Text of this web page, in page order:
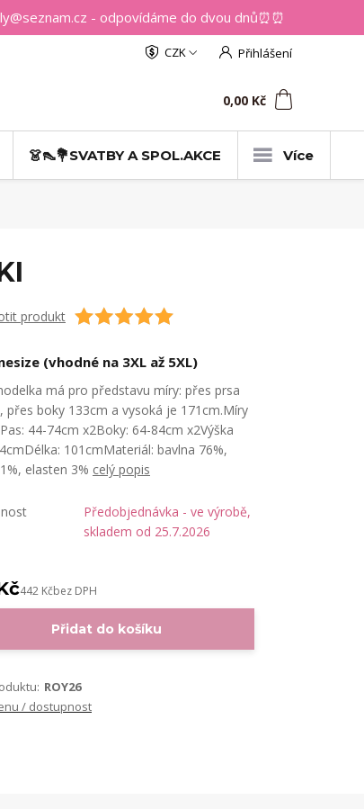
- odpovídáme do dvou dnů⏰⏰
CZK
Přihlášení
0,00 Kč
👗👠💐SVATBY A SPOL.AKCE Více
produkt
(vhodné na 3XL až 5XL)
má pro představu míry: přes prsa
přes boky 133cm a vysoká je 171cm.Míry
44-74cm x2Boky: 64-84cm x2Výška
101cmMateriál: bavlna 76%,
elasten 3% celý popis
Předobjednávka - ve výrobě,
skladem od 25.7.2026
442 Kčbez DPH
Přidat do košíku
ROY26
/ dostupnost